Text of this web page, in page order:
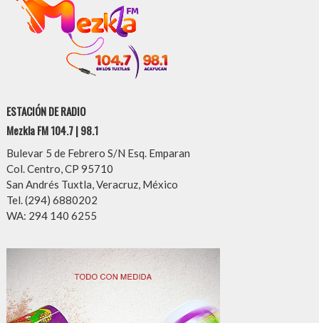
ESTACIÓN DE RADIO
Mezkla FM 104.7 | 98.1
Bulevar 5 de Febrero S/N Esq. Emparan
Col. Centro, CP 95710
San Andrés Tuxtla, Veracruz, México
Tel. (294) 6880202
WA: 294 140 6255